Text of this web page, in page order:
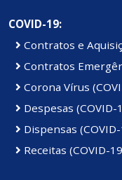
COVID-19:
Contratos e
Contratos
Corona Vírus
Despesas (COVID-
Dispensas
Receitas (COVID-